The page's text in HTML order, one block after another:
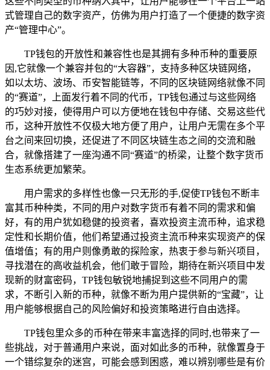
式管理自己的数字资产，仿佛为用户打造了一个便捷的数字资
产“管理中心”。
TP钱包的开放性和兼容性也是其拥有多种币种的重要原
因,它就像一个兼容并包的“大容器”，支持多种区块链网络，
如以太坊、波场、币安智能链等，不同的区块链网络就像不同
的“赛道”，上面发行着不同的代币，TP钱包通过与这些网络
的巧妙对接，使得用户可以方便地在钱包中存储、交易这些代
币，这种开放性不仅极大地方便了用户，让用户无需在多个平
台之间来回切换，还促进了不同区块链生态之间的交流和融
合，就像搭建了一座沟通不同“赛道”的桥梁，让整个数字货币
生态系统更加繁荣。
用户需求的多样性也像一只无形的手,促使TP钱包不断丰
富其币种种类，不同的用户对数字货币有着不同的需求和偏
好，有的用户犹如稳健的投资者，喜欢投资主流币种，追求稳
定性和长期价值，他们希望通过投资主流币种来实现资产的保
值增值；有的用户则像勇敢的探险家，热衷于参与新兴项目，
寻找潜在的高收益机会，他们敢于冒险，期待在新兴项目中发
现新的财富密码，TP钱包敏锐地捕捉到这些不同用户的需
求，不断引入新的币种，就像不断为用户提供新的“宝藏”，让
用户能够根据自己的风险偏好和投资策略进行自由选择。
TP钱包里众多的币种在带来丰富选择的同时,也带来了一
些挑战，对于普通用户来说，面对如此多的币种，就像置身于
一个错综复杂的迷宫，可能会感到困惑，难以辨别哪些是有价